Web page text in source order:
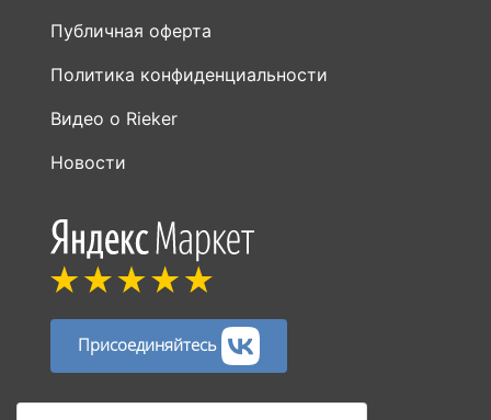
Публичная оферта
Политика конфиденциальности
Видео о Rieker
Новости
Присоединяйтесь